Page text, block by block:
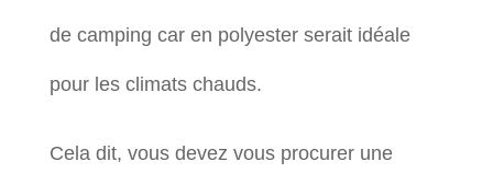
de camping car en polyester serait idéale
pour les climats chauds.
Cela dit, vous devez vous procurer une